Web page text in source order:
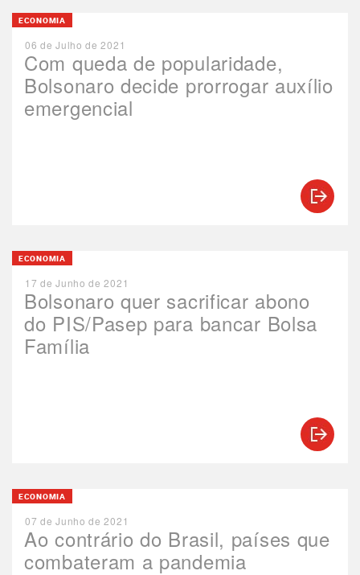
Com queda de popularidade,
Bolsonaro decide prorrogar auxílio
emergencial
ECONOMIA
06 de Julho de 2021
Bolsonaro quer sacrificar abono
do PIS/Pasep para bancar Bolsa
Família
ECONOMIA
17 de Junho de 2021
Ao contrário do Brasil, países que
combateram a pandemia
ECONOMIA
07 de Junho de 2021